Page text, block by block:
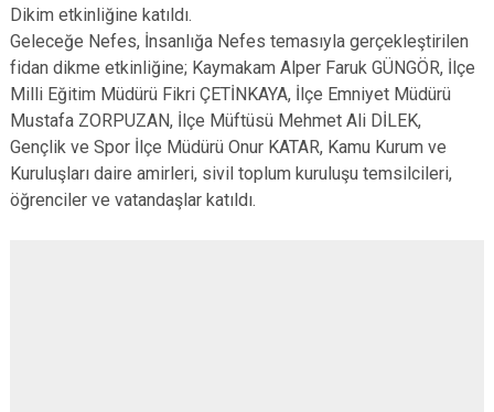
Kula
Dikim etkinliğine katıldı.
Geleceğe Nefes, İnsanlığa Nefes temasıyla gerçekleştirilen
fidan dikme etkinliğine; Kaymakam Alper Faruk GÜNGÖR, İlçe
Milli Eğitim Müdürü Fikri ÇETİNKAYA, İlçe Emniyet Müdürü
Mustafa ZORPUZAN, İlçe Müftüsü Mehmet Ali DİLEK,
Gençlik ve Spor İlçe Müdürü Onur KATAR, Kamu Kurum ve
Kuruluşları daire amirleri, sivil toplum kuruluşu temsilcileri,
öğrenciler ve vatandaşlar katıldı.